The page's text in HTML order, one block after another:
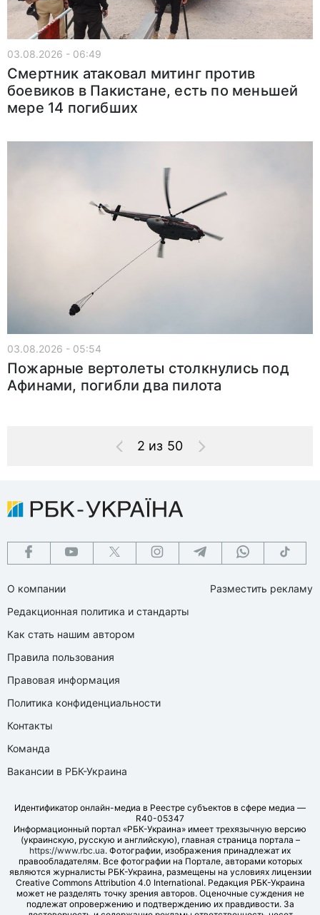
03.08.2026 - 06:49
Смертник атаковал митинг против
боевиков в Пакистане, есть по меньшей
мере 14 погибших
03.08.2026 - 05:54
Пожарные вертолеты столкнулись под
Афинами, погибли два пилота
2 из 50
О компании
Редакционная политика и стандарты
Как стать нашим автором
Правила пользования
Правовая информация
Политика конфиденциальности
Контакты
Команда
Вакансии в РБК-Украина
Разместить рекламу
Идентификатор онлайн-медиа в Реестре субъектов в сфере медиа —
R40-05347
Информационный портал «РБК-Украина» имеет трехязычную версию
(украинскую, русскую и английскую), главная страница портала –
https://www.rbc.ua. Фотографии, изображения принадлежат их
правообладателям. Все фотографии на Портале, авторами которых
являются журналисты РБК-Украина, размещены на условиях лицензии
Creative Commons Attribution 4.0 International. Редакция РБК-Украина
может не разделять точку зрения авторов. Оценочные суждения не
подлежат опровержению и подтверждению их правдивости. За